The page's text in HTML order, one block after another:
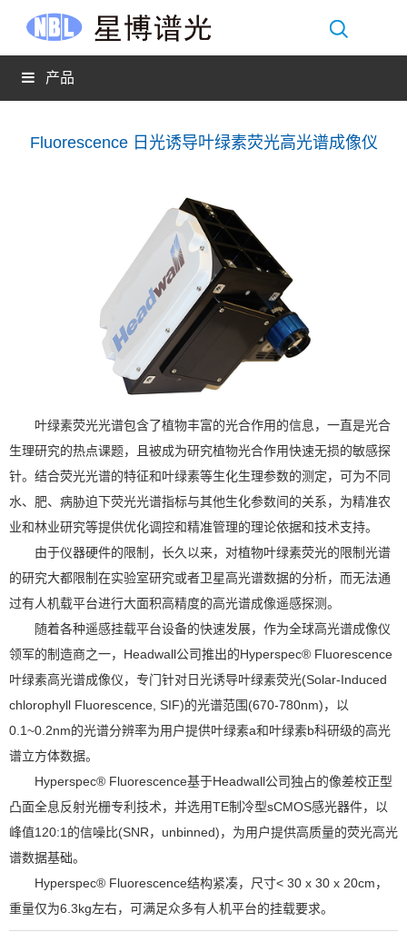
产品
Fluorescence 日光诱导叶绿素荧光高光谱成像仪
叶绿素荧光光谱包含了植物丰富的光合作用的信息，一直是光合
生理研究的热点课题，且被成为研究植物光合作用快速无损的敏感探
针。结合荧光光谱的特征和叶绿素等生化生理参数的测定，可为不同
水、肥、病胁迫下荧光光谱指标与其他生化参数间的关系，为精准农
业和林业研究等提供优化调控和精准管理的理论依据和技术支持。
由于仪器硬件的限制，长久以来，对植物叶绿素荧光的限制光谱
的研究大都限制在实验室研究或者卫星高光谱数据的分析，而无法通
过有人机载平台进行大面积高精度的高光谱成像遥感探测。
随着各种遥感挂载平台设备的快速发展，作为全球高光谱成像仪
领军的制造商之一，Headwall公司推出的Hyperspec® Fluorescence
叶绿素高光谱成像仪，专门针对日光诱导叶绿素荧光(Solar-Induced
chlorophyll Fluorescence, SIF)的光谱范围(670-780nm)，以
0.1~0.2nm的光谱分辨率为用户提供叶绿素a和叶绿素b科研级的高光
谱立方体数据。
Hyperspec® Fluorescence基于Headwall公司独占的像差校正型
凸面全息反射光栅专利技术，并选用TE制冷型sCMOS感光器件，以
峰值120:1的信噪比(SNR，unbinned)，为用户提供高质量的荧光高光
谱数据基础。
Hyperspec® Fluorescence结构紧凑，尺寸< 30 x 30 x 20cm，
重量仅为6.3kg左右，可满足众多有人机平台的挂载要求。